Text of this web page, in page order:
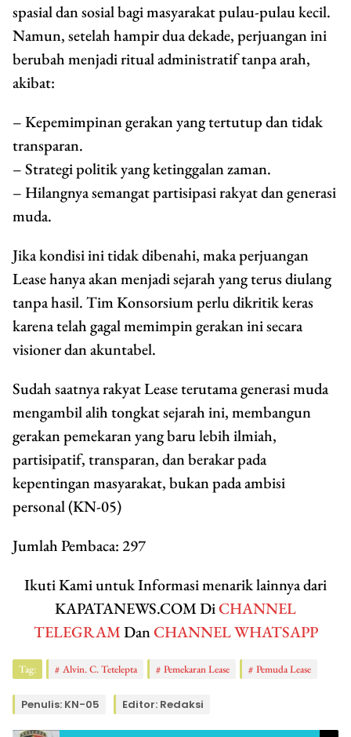
spasial dan sosial bagi masyarakat pulau-pulau kecil.
Namun, setelah hampir dua dekade, perjuangan ini
berubah menjadi ritual administratif tanpa arah,
akibat:
– Kepemimpinan gerakan yang tertutup dan tidak
transparan.
– Strategi politik yang ketinggalan zaman.
– Hilangnya semangat partisipasi rakyat dan generasi
muda.
Jika kondisi ini tidak dibenahi, maka perjuangan
Lease hanya akan menjadi sejarah yang terus diulang
tanpa hasil. Tim Konsorsium perlu dikritik keras
karena telah gagal memimpin gerakan ini secara
visioner dan akuntabel.
Sudah saatnya rakyat Lease terutama generasi muda
mengambil alih tongkat sejarah ini, membangun
gerakan pemekaran yang baru lebih ilmiah,
partisipatif, transparan, dan berakar pada
kepentingan masyarakat, bukan pada ambisi
personal (KN-05)
Jumlah Pembaca: 297
Ikuti Kami untuk Informasi menarik lainnya dari
KAPATANEWS.COM DiCHANNEL
TELEGRAMDanCHANNEL WHATSAPP
Tag: Alvin. C. Tetelepta Pemekaran Lease Pemuda Lease
Penulis: KN-05 Editor: Redaksi